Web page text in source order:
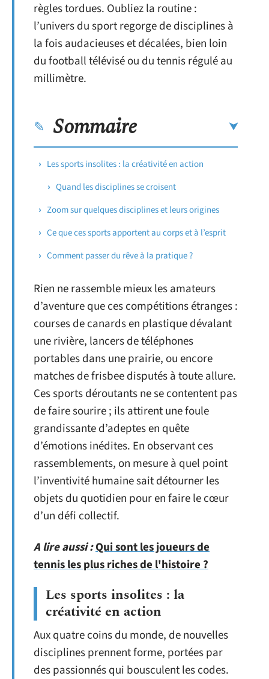
règles tordues. Oubliez la routine :
l’univers du sport regorge de disciplines à
la fois audacieuses et décalées, bien loin
du football télévisé ou du tennis régulé au
millimètre.
Sommaire
Les sports insolites : la créativité en action
Quand les disciplines se croisent
Zoom sur quelques disciplines et leurs origines
Ce que ces sports apportent au corps et à l’esprit
Comment passer du rêve à la pratique ?
Rien ne rassemble mieux les amateurs
d’aventure que ces compétitions étranges :
courses de canards en plastique dévalant
une rivière, lancers de téléphones
portables dans une prairie, ou encore
matches de frisbee disputés à toute allure.
Ces sports déroutants ne se contentent pas
de faire sourire ; ils attirent une foule
grandissante d’adeptes en quête
d’émotions inédites. En observant ces
rassemblements, on mesure à quel point
l’inventivité humaine sait détourner les
objets du quotidien pour en faire le cœur
d’un défi collectif.
A lire aussi :Qui sont les joueurs de
tennis les plus riches de l'histoire ?
Les sports insolites : la
créativité en action
Aux quatre coins du monde, de nouvelles
disciplines prennent forme, portées par
des passionnés qui bousculent les codes.